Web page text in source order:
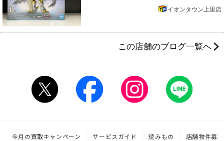
イオンタウン上里店
この店舗のブログ一覧へ
今月の買取キャンペーン サービスガイド 読みもの 店舗物件募集